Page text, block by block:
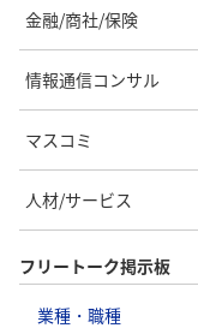
金融/商社/保険
情報通信コンサル
マスコミ
人材/サービス
フリートーク掲示板
業種・職種